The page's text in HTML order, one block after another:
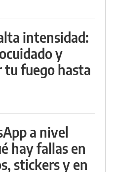
intensidad:
y
tu fuego hasta
a nivel
hay fallas en
stickers y en